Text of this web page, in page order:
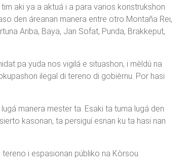
aki ya a aktuá i a para varios konstrukshon
den áreanan manera entre otro Montaña Rei,
Ariba, Baya, Jan Sofat, Punda, Brakkeput,
pa yuda nos vigilá e situashon, i mèldú na
ilegal di tereno di gobièrnu. Por hasi
manera mester ta. Esaki ta tuma lugá den
kasonan, ta persiguí esnan ku ta hasi nan
i espasionan públiko na Kòrsou.